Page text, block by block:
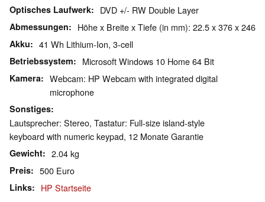
Optisches Laufwerk DVD +/- RW Double Layer
Abmessungen Höhe x Breite x Tiefe (in mm): 22.5 x 376 x 246
Akku 41 Wh Lithium-Ion, 3-cell
Betriebssystem Microsoft Windows 10 Home 64 Bit
Kamera
Webcam: HP Webcam with integrated digital
microphone
Sonstiges
Lautsprecher: Stereo, Tastatur: Full-size island-style
keyboard with numeric keypad, 12 Monate Garantie
Gewicht 2.04 kg
Preis 500 Euro
Links HP Startseite